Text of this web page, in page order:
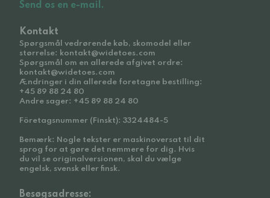
Send os en e-mail.
Kontakt
Spørgsmål vedrørende køb, skomodel eller
størrelse: kontakt@widetoes.com
Spørgsmål om en allerede afgivet ordre:
kontakt@widetoes.com
Ændringer i din allerede foretagne bestilling:
+45 89 88 24 80
Andre sager: +45 89 88 24 80
Företagsnummer (Finskt): 3324484-5
Bemærk: Nogle tekster er maskinoversat til dit
sprog for at gøre det nemmere for dig. Hvis
du vil se originalversionen, skal du vælge
engelsk, svensk eller finsk.
Besøgsadresse: